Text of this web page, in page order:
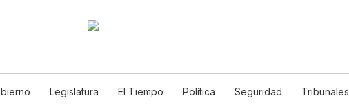
Legislatura El Tiempo Política Seguridad Tribunales